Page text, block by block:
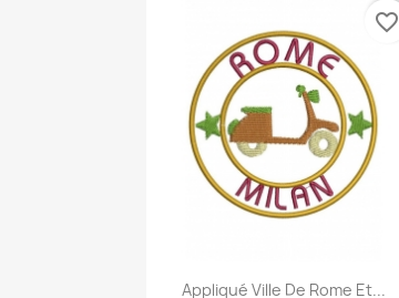
Aperçu rapide
Appliqué Ville De Rome Et...
favorite_border